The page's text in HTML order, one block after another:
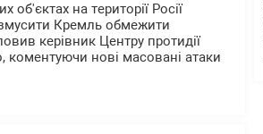
об'єктах на території Росії
Кремль обмежити
керівник Центру протидії
коментуючи нові масовані атаки